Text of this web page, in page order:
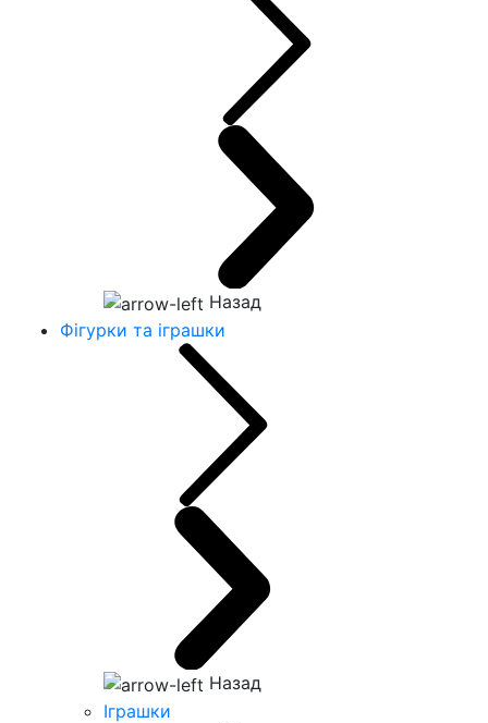
Назад
Фігурки та іграшки
Назад
Іграшки